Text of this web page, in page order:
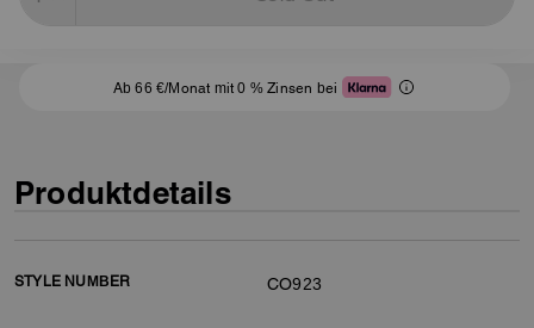
Ab 66 €/Monat mit 0 % Zinsen bei
Produktdetails
STYLE NUMBER CO923